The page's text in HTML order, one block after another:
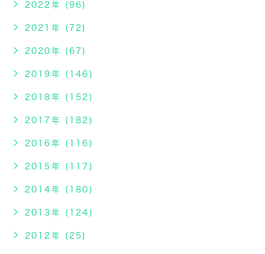
2022年 (96)
2021年 (72)
2020年 (67)
2019年 (146)
2018年 (152)
2017年 (182)
2016年 (116)
2015年 (117)
2014年 (180)
2013年 (124)
2012年 (25)